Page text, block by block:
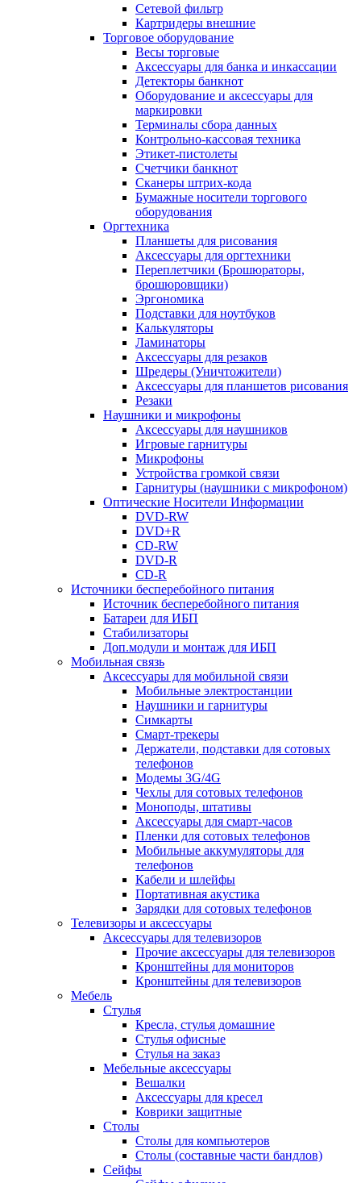
Сетевой фильтр
Картридеры внешние
Торговое оборудование
Весы торговые
Аксессуары для банка и инкассации
Детекторы банкнот
Оборудование и аксессуары для
маркировки
Терминалы сбора данных
Контрольно-кассовая техника
Этикет-пистолеты
Счетчики банкнот
Сканеры штрих-кода
Бумажные носители торгового
оборудования
Оргтехника
Планшеты для рисования
Аксессуары для оргтехники
Переплетчики (Брошюраторы,
брошюровщики)
Эргономика
Подставки для ноутбуков
Калькуляторы
Ламинаторы
Аксессуары для резаков
Шредеры (Уничтожители)
Аксессуары для планшетов рисования
Резаки
Наушники и микрофоны
Аксессуары для наушников
Игровые гарнитуры
Микрофоны
Устройства громкой связи
Гарнитуры (наушники с микрофоном)
Оптические Носители Информации
DVD-RW
DVD+R
CD-RW
DVD-R
CD-R
Источники бесперебойного питания
Источник бесперебойного питания
Батареи для ИБП
Стабилизаторы
Доп.модули и монтаж для ИБП
Мобильная связь
Аксессуары для мобильной связи
Мобильные электростанции
Наушники и гарнитуры
Симкарты
Смарт-трекеры
Держатели, подставки для сотовых
телефонов
Модемы 3G/4G
Чехлы для сотовых телефонов
Моноподы, штативы
Аксессуары для смарт-часов
Пленки для сотовых телефонов
Мобильные аккумуляторы для
телефонов
Кабели и шлейфы
Портативная акустика
Зарядки для сотовых телефонов
Телевизоры и аксессуары
Аксессуары для телевизоров
Прочие аксессуары для телевизоров
Кронштейны для мониторов
Кронштейны для телевизоров
Мебель
Стулья
Кресла, стулья домашние
Стулья офисные
Стулья на заказ
Мебельные аксессуары
Вешалки
Аксессуары для кресел
Коврики защитные
Столы
Столы для компьютеров
Столы (составные части бандлов)
Сейфы